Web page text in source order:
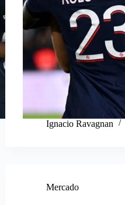
Ignacio Ravagnan
Mercado